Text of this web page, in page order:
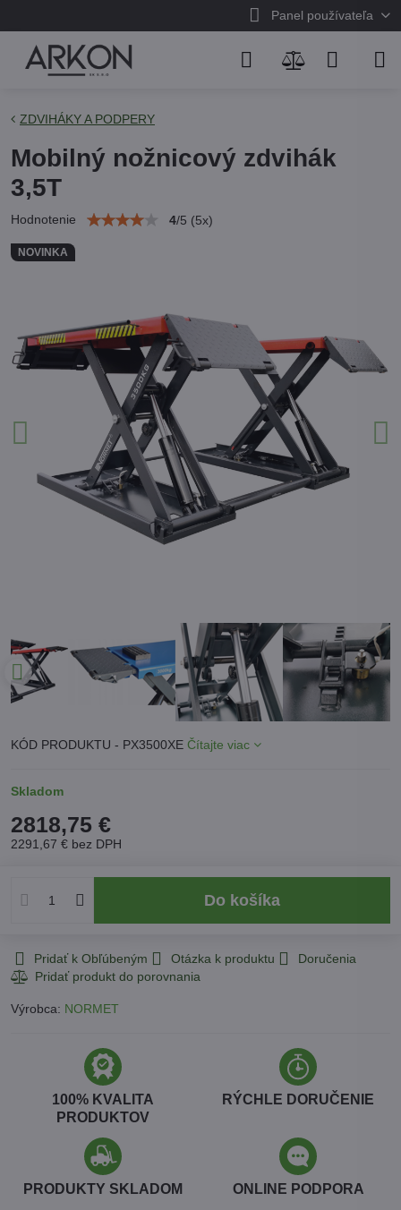
Panel používateľa
NOVINKA
ZDVIHÁKY A PODPERY
Mobilný nožnicový zdvihák
3,5T
Hodnotenie 4/5 (5x)
KÓD PRODUKTU - PX3500XE Čítajte viac
Skladom
2818,75 €
2291,67 € bez DPH
Do košíka
Pridať k Obľúbeným Otázka k produktu Doručenia
Výrobca: NORMET
100% KVALITA
PRODUKTOV
RÝCHLE DORUČENIE
PRODUKTY SKLADOM ONLINE PODPORA